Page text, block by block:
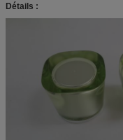
Détails :